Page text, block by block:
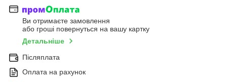
Ви отримаєте замовлення
або гроші повернуться на вашу картку
Детальніше
Післяплата
Оплата на рахунок